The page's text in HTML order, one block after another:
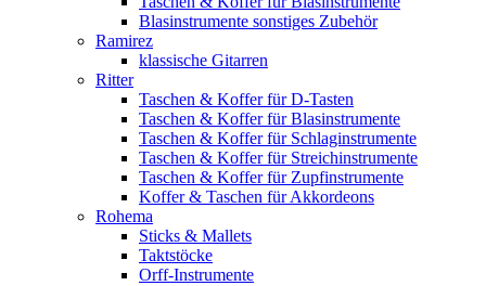
Blasinstrumente sonstiges Zubehör
Ramirez
klassische Gitarren
Ritter
Taschen & Koffer für D-Tasten
Taschen & Koffer für Blasinstrumente
Taschen & Koffer für Schlaginstrumente
Taschen & Koffer für Streichinstrumente
Taschen & Koffer für Zupfinstrumente
Koffer & Taschen für Akkordeons
Rohema
Sticks & Mallets
Taktstöcke
Orff-Instrumente